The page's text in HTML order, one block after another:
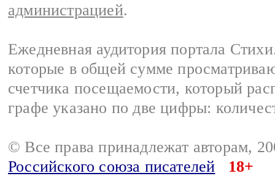
администрацией.
Ежедневная аудитория портала
которые в общей сумме
счетчика посещаемости, который
графе указано по две цифры:
© Все права принадлежат авторам,
Российского союза писателей
18+